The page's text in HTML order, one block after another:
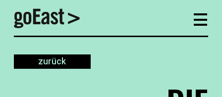
zurück